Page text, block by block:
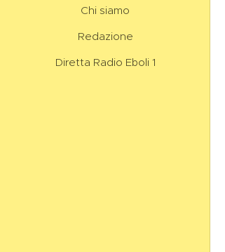
Chi siamo
Redazione
Diretta Radio Eboli 1